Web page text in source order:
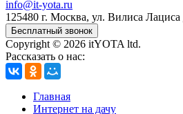
info@it-yota.ru
125480 г. Москва, ул. Вилиса Лациса
Бесплатный звонок
Copyright © 2026 itYOTA ltd.
Рассказать о нас:
Главная
Интернет на дачу